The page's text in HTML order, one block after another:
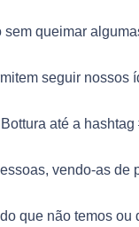
queimar
seguir nossos
até a
vendo-as de
que não temos